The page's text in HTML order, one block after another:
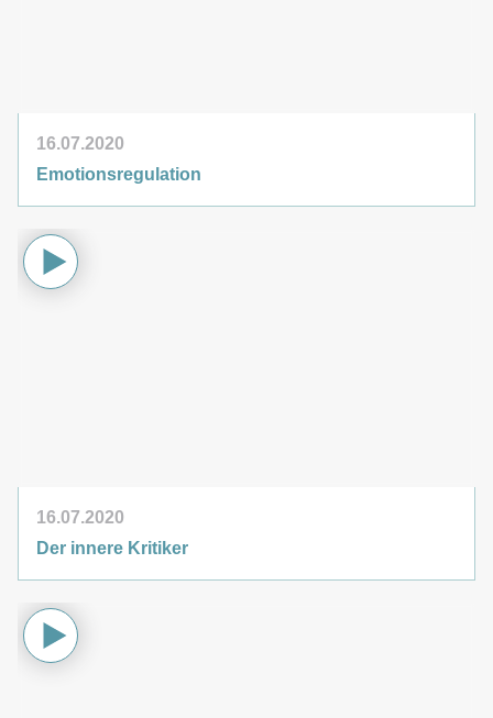
16.07.2020
Emotionsregulation
16.07.2020
Der innere Kritiker